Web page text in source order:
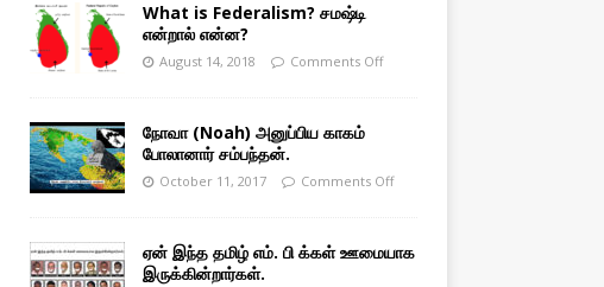
What is Federalism? சமஷ்டி
என்றால் என்ன?
August 14, 2018 Comments Off
நோவா (Noah) அனுப்பிய காகம்
போலானார் சம்பந்தன்.
October 11, 2017 Comments Off
ஏன் இந்த தமிழ் எம். பி க்கள் ஊமையாக
இருக்கின்றார்கள்.